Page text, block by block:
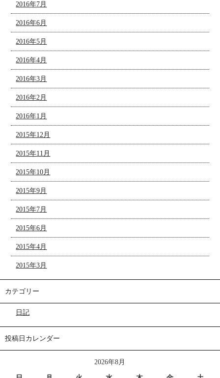
2016年7月
2016年6月
2016年5月
2016年4月
2016年3月
2016年2月
2016年1月
2015年12月
2015年11月
2015年10月
2015年9月
2015年7月
2015年6月
2015年4月
2015年3月
カテゴリー
日記
投稿日カレンダー
2026年8月